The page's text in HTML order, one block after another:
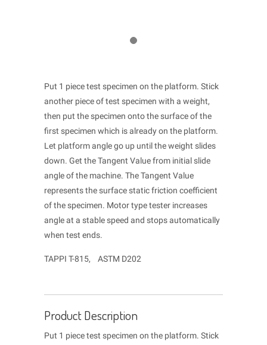
Put 1 piece test specimen on the platform. Stick
another piece of test specimen with a weight,
then put the specimen onto the surface of the
first specimen which is already on the platform.
Let platform angle go up until the weight slides
down. Get the Tangent Value from initial slide
angle of the machine. The Tangent Value
represents the surface static friction coefficient
of the specimen. Motor type tester increases
angle at a stable speed and stops automatically
when test ends.
TAPPI T-815, ASTM D202
Product Description
Put 1 piece test specimen on the platform. Stick